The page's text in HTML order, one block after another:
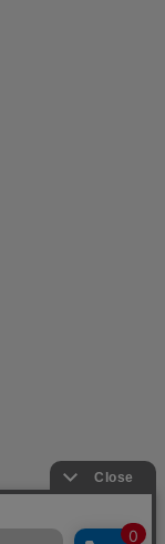
プライバシーポリシー